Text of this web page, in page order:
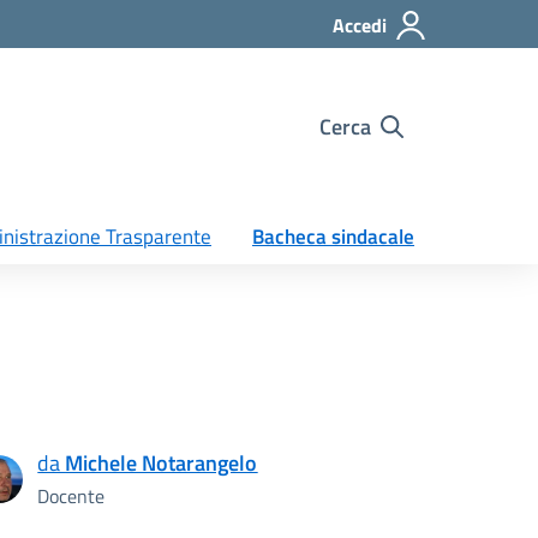
Accedi
Cerca
Trasparente Bacheca sindacale
daMichele Notarangelo
Docente